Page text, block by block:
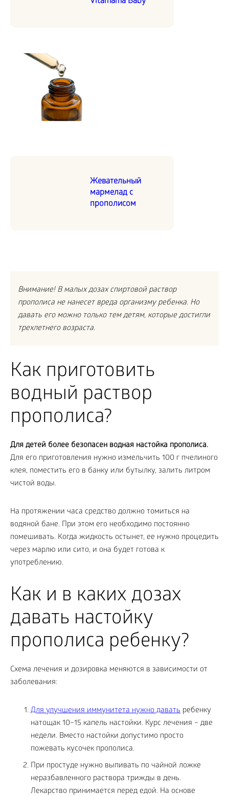
Жевательный
мармелад с
прополисом
Внимание! В малых дозах спиртовой раствор
прополиса не нанесет вреда организму ребенка. Но
давать его можно только тем детям, которые достигли
трехлетнего возраста.
Как приготовить
водный раствор
прополиса?
Для детей более безопасен водная настойка прополиса.
Для его приготовления нужно измельчить 100 г пчелиного
клея, поместить его в банку или бутылку, залить литром
чистой воды.
На протяжении часа средство должно томиться на
водяной бане. При этом его необходимо постоянно
помешивать. Когда жидкость остынет, ее нужно процедить
через марлю или сито, и она будет готова к
употреблению.
Как и в каких дозах
давать настойку
прополиса ребенку?
Схема лечения и дозировка меняются в зависимости от
заболевания:
Для улучшения иммунитета нужно давать ребенку
натощак 10–15 капель настойки. Курс лечения – две
недели. Вместо настойки допустимо просто
пожевать кусочек прополиса.
При простуде нужно выпивать по чайной ложке
неразбавленного раствора трижды в день.
Лекарство принимается перед едой. На основе